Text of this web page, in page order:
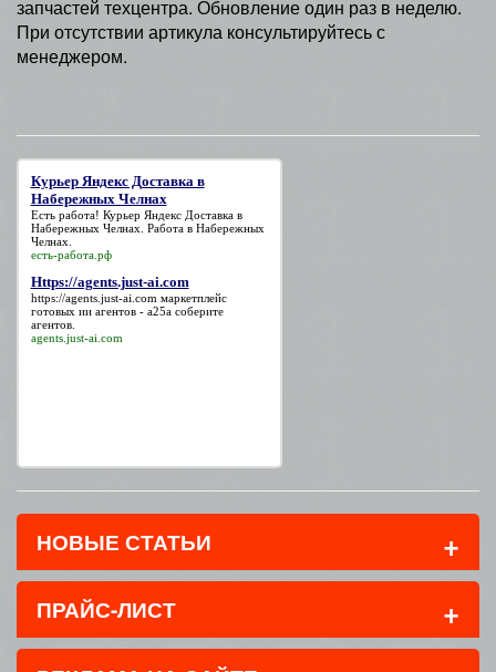
запчастей техцентра. Обновление один раз в неделю.
При отсутствии артикула консультируйтесь с
менеджером.
Курьер Яндекс Доставка в
Набережных Челнах
Есть работа! Курьер Яндекс Доставка в
Набережных Челнах . Работа в Набережных
Челнах.
есть-работа.рф
Https://agents.just-ai.com
https://agents.just-ai.com маркетплейс
готовых ии агентов - a25a соберите
агентов.
agents.just-ai.com
НОВЫЕ СТАТЬИ +
ПРАЙС-ЛИСТ +